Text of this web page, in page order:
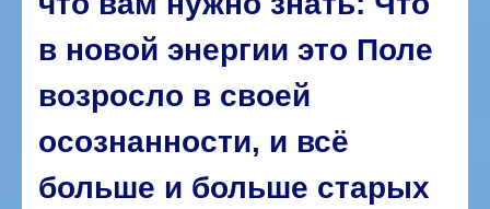
в новой энергии это Поле
возросло в своей
осознанности, и всё
больше и больше старых